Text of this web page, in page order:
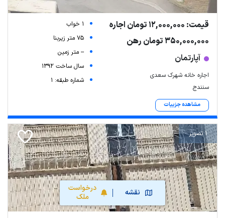
نقشه
درخواست
ملک
قیمت: 12,000,000 تومان اجاره
350,000,000 تومان رهن
آپارتمان
اجاره خانه شهرک سعدی
سنندج
مشاهده جزییات
1 خواب
75 متر زیربنا
-- متر زمین
سال ساخت 1392
شماره طبقه: 1
1 تصویر